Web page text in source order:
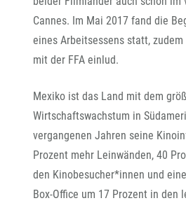
Cannes. Im Mai 2017 fand die
eines Arbeitsessens statt,
mit der FFA einlud.
Mexiko ist das Land mit dem
Wirtschaftswachstum in
vergangenen Jahren seine
Prozent mehr Leinwänden, 40
den Kinobesucher*innen und
Box-Office um 17 Prozent in den